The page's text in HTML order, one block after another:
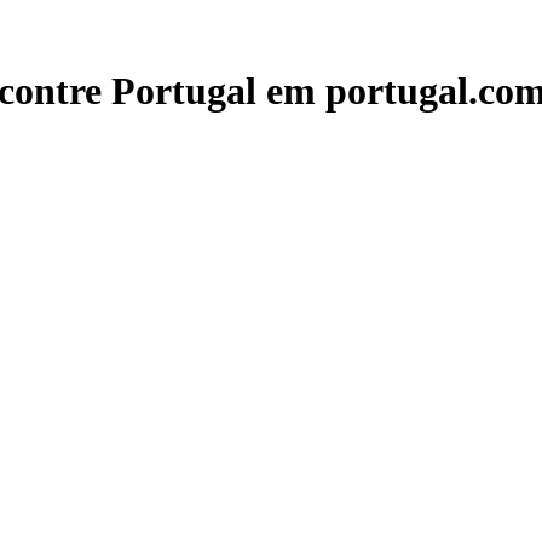
Portugal em